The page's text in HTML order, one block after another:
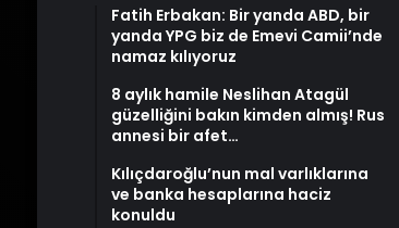
Fatih Erbakan: Bir yanda ABD, bir
yanda YPG biz de Emevi Camii’nde
namaz kılıyoruz
8 aylık hamile Neslihan Atagül
güzelliğini bakın kimden almış! Rus
annesi bir afet…
Kılıçdaroğlu’nun mal varlıklarına
ve banka hesaplarına haciz
konuldu